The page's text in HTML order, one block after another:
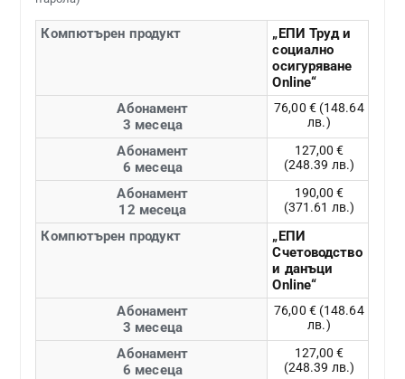
Компютърен продукт
„ЕПИ Труд и
социално
осигуряване
Online“
Абонамент
3 месеца
76,00 € (148.64
лв.)
Абонамент
6 месеца
127,00 €
(248.39 лв.)
Абонамент
12 месеца
190,00 €
(371.61 лв.)
Компютърен продукт
„ЕПИ
Счетоводство
и данъци
Online“
Абонамент
3 месеца
76,00 € (148.64
лв.)
Абонамент
6 месеца
127,00 €
(248.39 лв.)